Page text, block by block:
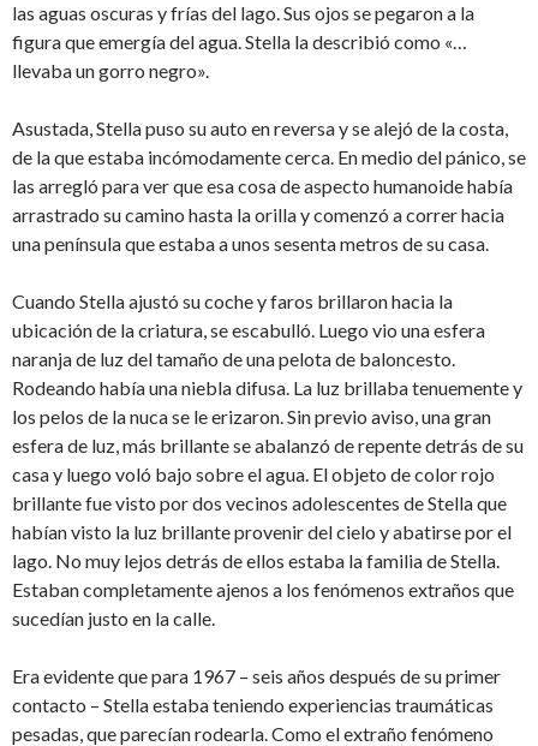
las aguas oscuras y frías del lago. Sus ojos se pegaron a la
figura que emergía del agua. Stella la describió como «…
llevaba un gorro negro».
Asustada, Stella puso su auto en reversa y se alejó de la costa,
de la que estaba incómodamente cerca. En medio del pánico, se
las arregló para ver que esa cosa de aspecto humanoide había
arrastrado su camino hasta la orilla y comenzó a correr hacia
una península que estaba a unos sesenta metros de su casa.
Cuando Stella ajustó su coche y faros brillaron hacia la
ubicación de la criatura, se escabulló. Luego vio una esfera
naranja de luz del tamaño de una pelota de baloncesto.
Rodeando había una niebla difusa. La luz brillaba tenuemente y
los pelos de la nuca se le erizaron. Sin previo aviso, una gran
esfera de luz, más brillante se abalanzó de repente detrás de su
casa y luego voló bajo sobre el agua. El objeto de color rojo
brillante fue visto por dos vecinos adolescentes de Stella que
habían visto la luz brillante provenir del cielo y abatirse por el
lago. No muy lejos detrás de ellos estaba la familia de Stella.
Estaban completamente ajenos a los fenómenos extraños que
sucedían justo en la calle.
Era evidente que para 1967 – seis años después de su primer
contacto – Stella estaba teniendo experiencias traumáticas
pesadas, que parecían rodearla. Como el extraño fenómeno